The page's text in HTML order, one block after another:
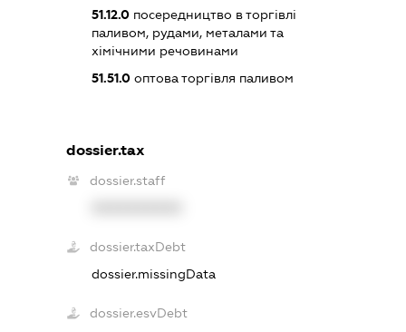
51.12.0 посередництво в торгівлі
паливом, рудами, металами та
хімічними речовинами
51.51.0 оптова торгівля паливом
dossier.tax
dossier.staff
dossier.taxDebt
dossier.missingData
dossier.esvDebt